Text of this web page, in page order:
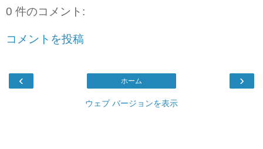
0 件のコメント:
コメントを投稿
‹ ›
ホーム
ウェブ バージョンを表示